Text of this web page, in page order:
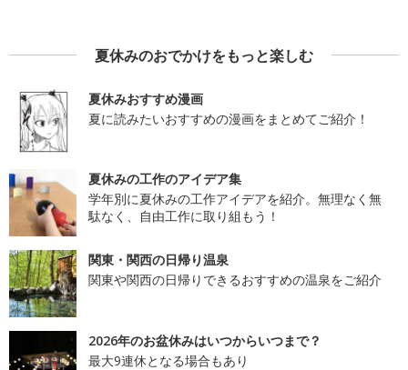
夏休みのおでかけをもっと楽しむ
夏休みおすすめ漫画
夏に読みたいおすすめの漫画をまとめてご紹介！
夏休みの工作のアイデア集
学年別に夏休みの工作アイデアを紹介。無理なく無
駄なく、自由工作に取り組もう！
関東・関西の日帰り温泉
関東や関西の日帰りできるおすすめの温泉をご紹介
2026年のお盆休みはいつからいつまで？
最大9連休となる場合もあり